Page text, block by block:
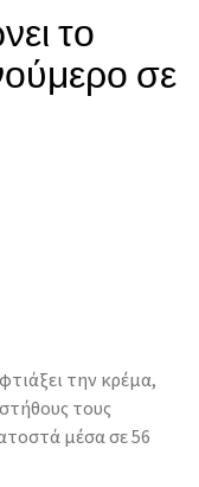
το
σε
την κρέμα,
τους
μέσα σε 56